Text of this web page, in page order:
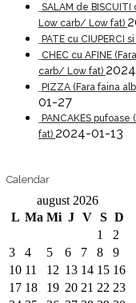
SALAM de
Low carb/ Low fat)
PATE cu CIUPERCI
CHEC cu AFINE
carb/ Low fat)
PIZZA (Fara faina
01-27
PANCAKES
fat) 2024-01-13
Calendar
august 2026
L Ma Mi J V S D
1
2
3
4 5 6 7 8
9
10 11 12 13 14 15 16
17 18 19 20 21 22 23